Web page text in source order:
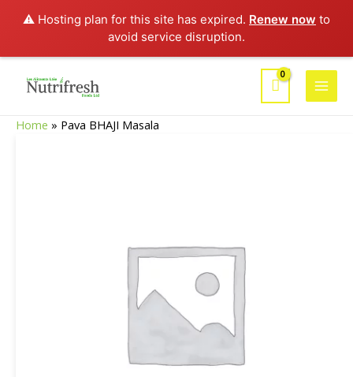
⚠️ Hosting plan for this site has expired. Renew now to
avoid service disruption.
Main
Home » Pava BHAJI Masala